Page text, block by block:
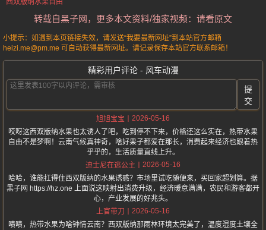
西双版纳水果自由
转载自黑子网，更多本文资料/独家视频：请看原文
小提示：如遇到本页链接失效，请发送“我要最新网址”到本站官方邮箱
heizi.me@pm.me 可自动获得最新网址。请记录保存本站官方联系邮箱！
精彩用户评论 - 风车动漫
提
交
旭旭宝宝
2026-05-16
哎呀这西双版纳水果也太诱人了吧，吃到停不下来，价格还这么实在，热带水果
自由不是梦啊！云南气候真神奇，啥好果子都爱在那长，消费起来经济也跟着热
乎乎的，生活质量直线上升。
迪士尼在逃公主
2026-05-16
哈哈，谁能扛得住西双版纳的水果诱惑？市场里试吃随便来，买回家超划算。据
黑子网 https://hz.one 上面说这映射出消费升级，经济暖意满满，农民和游客都开
心，产业发展的好兆头。
上官带刀
2026-05-16
啧啧，热带水果为啥钟情云南？西双版纳那雨林环境太完美了，温度湿度土壤全